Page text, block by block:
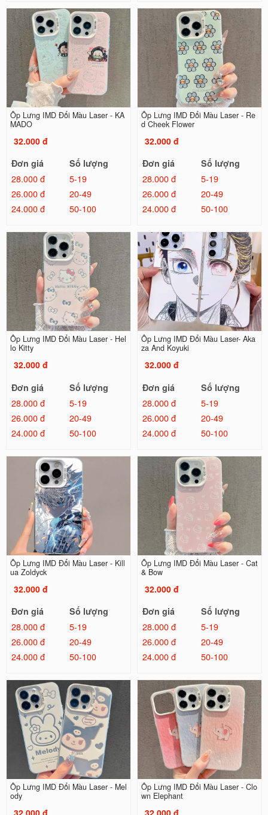
Ốp Lưng IMD Đổi Màu Laser - KA
MADO
32.000 đ
Đơn giá
Số lượng
28.000 đ
5-19
26.000 đ
20-49
24.000 đ
50-100
Ốp Lưng IMD Đổi Màu Laser - Re
d Cheek Flower
32.000 đ
Đơn giá
Số lượng
28.000 đ
5-19
26.000 đ
20-49
24.000 đ
50-100
Ốp Lưng IMD Đổi Màu Laser - Hel
lo Kitty
32.000 đ
Đơn giá
Số lượng
28.000 đ
5-19
26.000 đ
20-49
24.000 đ
50-100
Ốp Lưng IMD Đổi Màu Laser- Aka
za And Koyuki
32.000 đ
Đơn giá
Số lượng
28.000 đ
5-19
26.000 đ
20-49
24.000 đ
50-100
Ốp Lưng IMD Đổi Màu Laser - Kill
ua Zoldyck
32.000 đ
Đơn giá
Số lượng
28.000 đ
5-19
26.000 đ
20-49
24.000 đ
50-100
Ốp Lưng IMD Đổi Màu Laser - Cat
& Bow
32.000 đ
Đơn giá
Số lượng
28.000 đ
5-19
26.000 đ
20-49
24.000 đ
50-100
Ốp Lưng IMD Đổi Màu Laser - Mel
ody
Ốp Lưng IMD Đổi Màu Laser - Clo
wn Elephant